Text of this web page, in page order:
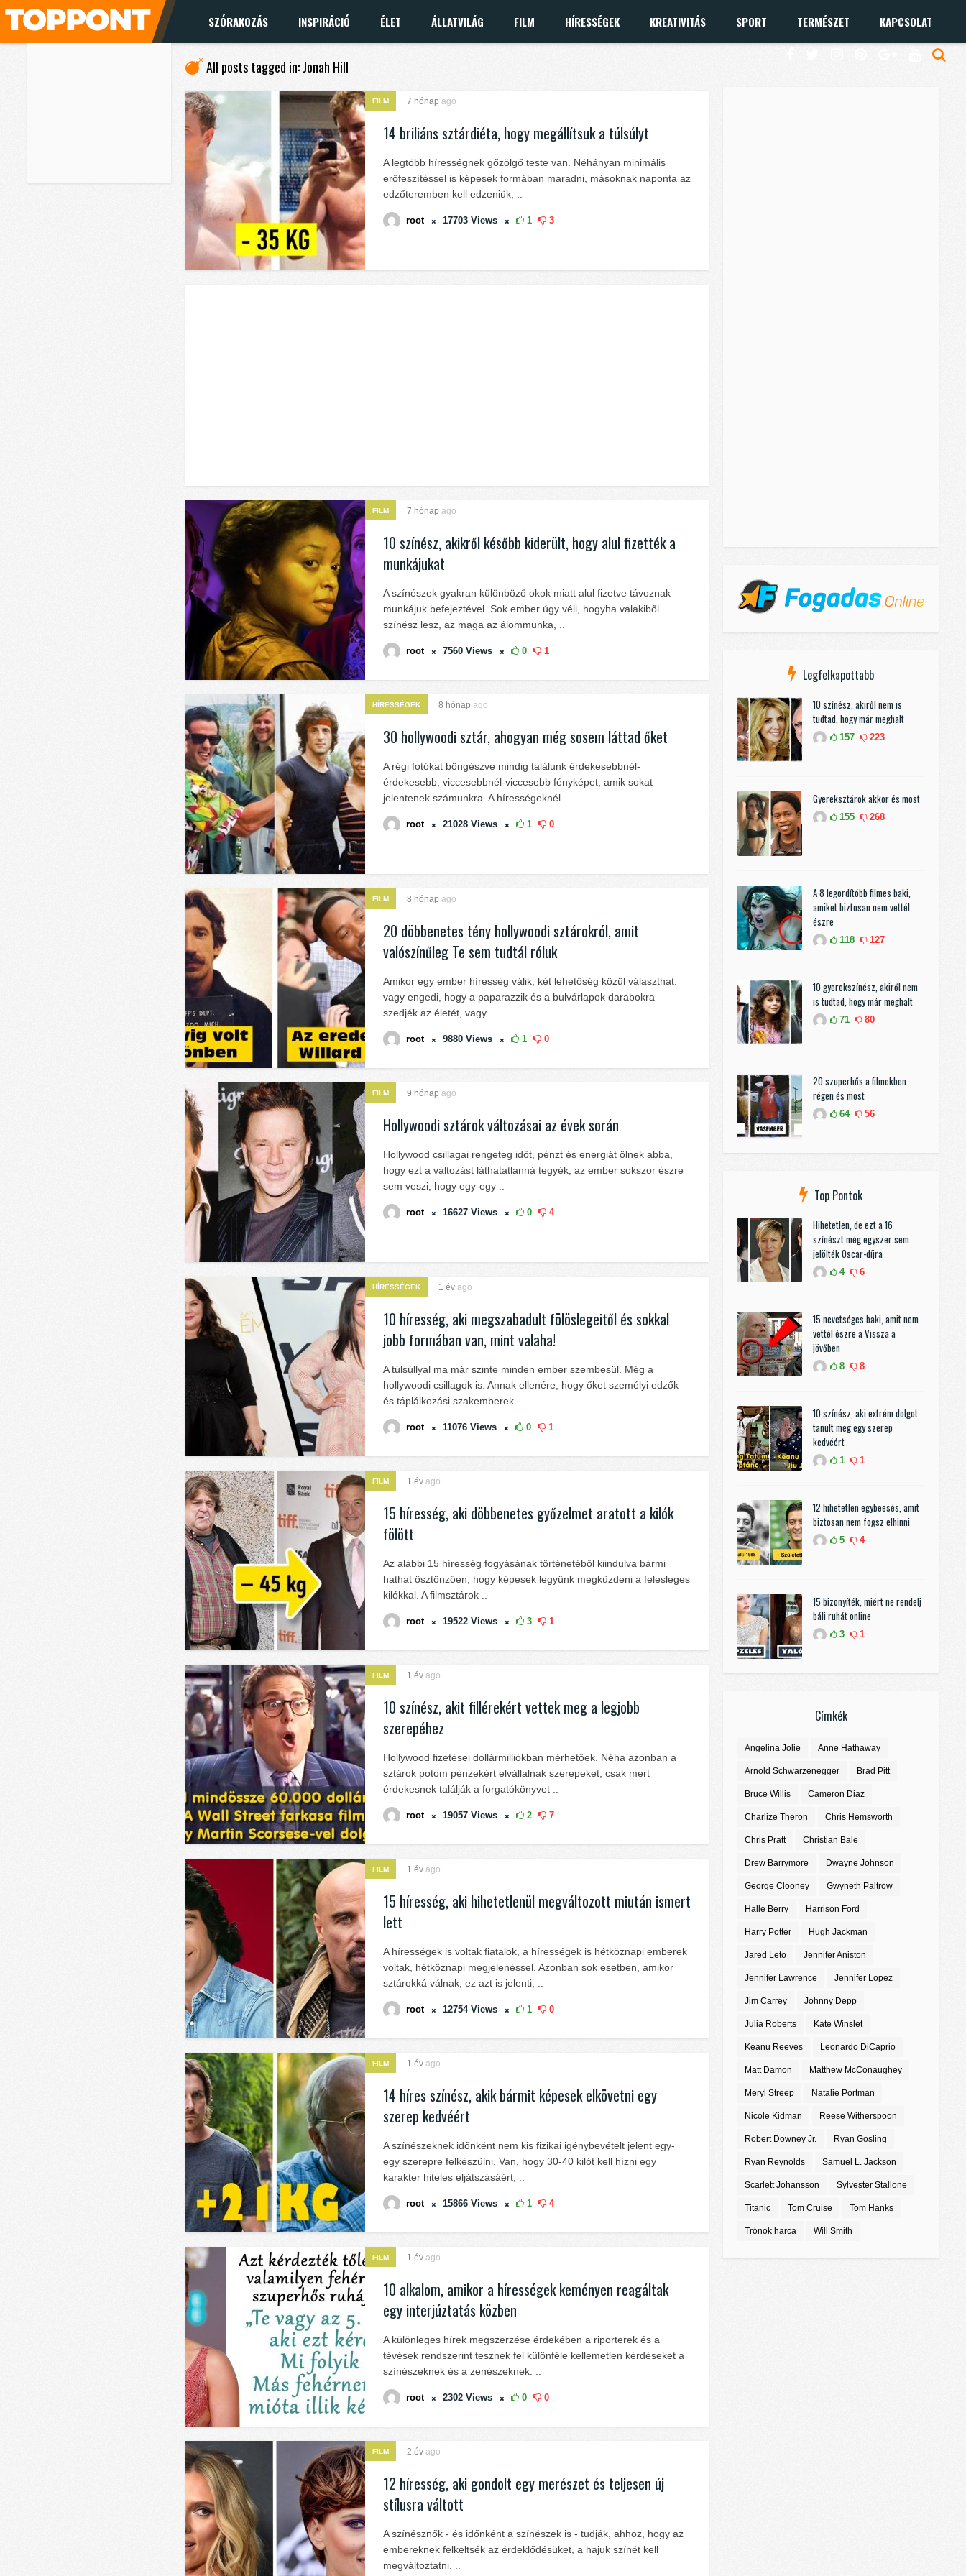
SZÓRAKOZÁS INSPIRÁCIÓ ÉLET ÁLLATVILÁG FILM HÍRESSÉGEK KREATIVITÁS SPORT TERMÉSZET KAPCSOLAT
All posts tagged in: Jonah Hill
FILM 7 hónap ago
14 briliáns sztárdiéta, hogy megállítsuk a túlsúlyt
A legtöbb hírességnek gőzölgő teste van. Néhányan minimális
erőfeszítéssel is képesek formában maradni, másoknak naponta az
edzőteremben kell edzeniük, ..
root 17703 Views 1 3
FILM 7 hónap ago
10 színész, akikről később kiderült, hogy alul fizették a
munkájukat
A színészek gyakran különböző okok miatt alul fizetve távoznak
munkájuk befejeztével. Sok ember úgy véli, hogyha valakiből
színész lesz, az maga az álommunka, ..
root 7560 Views 0 1
HÍRESSÉGEK 8 hónap ago
30 hollywoodi sztár, ahogyan még sosem láttad őket
A régi fotókat böngészve mindig találunk érdekesebbnél-
érdekesebb, viccesebbnél-viccesebb fényképet, amik sokat
jelentenek számunkra. A hírességeknél ..
root 21028 Views 1 0
FILM 8 hónap ago
20 döbbenetes tény hollywoodi sztárokról, amit
valószínűleg Te sem tudtál róluk
Amikor egy ember híresség válik, két lehetőség közül választhat:
vagy engedi, hogy a paparazzik és a bulvárlapok darabokra
szedjék az életét, vagy ..
root 9880 Views 1 0
FILM 9 hónap ago
Hollywoodi sztárok változásai az évek során
Hollywood csillagai rengeteg időt, pénzt és energiát ölnek abba,
hogy ezt a változást láthatatlanná tegyék, az ember sokszor észre
sem veszi, hogy egy-egy ..
root 16627 Views 0 4
HÍRESSÉGEK 1 év ago
10 híresség, aki megszabadult fölöslegeitől és sokkal
jobb formában van, mint valaha!
A túlsúllyal ma már szinte minden ember szembesül. Még a
hollywoodi csillagok is. Annak ellenére, hogy őket személyi edzők
és táplálkozási szakemberek ..
root 11076 Views 0 1
FILM 1 év ago
15 híresség, aki döbbenetes győzelmet aratott a kilók
fölött
Az alábbi 15 híresség fogyásának történetéből kiindulva bármi
hathat ösztönzően, hogy képesek legyünk megküzdeni a felesleges
kilókkal. A filmsztárok ..
root 19522 Views 3 1
FILM 1 év ago
10 színész, akit fillérekért vettek meg a legjobb
szerepéhez
Hollywood fizetései dollármilliókban mérhetőek. Néha azonban a
sztárok potom pénzekért elvállalnak szerepeket, csak mert
érdekesnek találják a forgatókönyvet ..
root 19057 Views 2 7
FILM 1 év ago
15 híresség, aki hihetetlenül megváltozott miután ismert
lett
A hírességek is voltak fiatalok, a hírességek is hétköznapi emberek
voltak, hétköznapi megjelenéssel. Azonban sok esetben, amikor
sztárokká válnak, ez azt is jelenti, ..
root 12754 Views 1 0
FILM 1 év ago
14 híres színész, akik bármit képesek elkövetni egy
szerep kedvéért
A színészeknek időnként nem kis fizikai igénybevételt jelent egy-
egy szerepre felkészülni. Van, hogy 30-40 kilót kell hízni egy
karakter hiteles eljátszásáért, ..
root 15866 Views 1 4
FILM 1 év ago
10 alkalom, amikor a hírességek keményen reagáltak
egy interjúztatás közben
A különleges hírek megszerzése érdekében a riporterek és a
tévések rendszerint tesznek fel különféle kellemetlen kérdéseket a
színészeknek és a zenészeknek. ..
root 2302 Views 0 0
FILM 2 év ago
12 híresség, aki gondolt egy merészet és teljesen új
stílusra váltott
A színésznők - és időnként a színészek is - tudják, ahhoz, hogy az
embereknek felkeltsék az érdeklődésüket, a hajuk színét kell
megváltoztatni. ..
Legfelkapottabb
10 színész, akiről nem is
tudtad, hogy már meghalt
157 223
Gyereksztárok akkor és most
155 268
A 8 legordítóbb filmes baki,
amiket biztosan nem vettél
észre
118 127
10 gyerekszínész, akiről nem
is tudtad, hogy már meghalt
71 80
20 szuperhős a filmekben
régen és most
64 56
Top Pontok
Hihetetlen, de ezt a 16
színészt még egyszer sem
jelölték Oscar-díjra
4 6
15 nevetséges baki, amit nem
vettél észre a Vissza a
jövőben
8 8
10 színész, aki extrém dolgot
tanult meg egy szerep
kedvéért
1 1
12 hihetetlen egybeesés, amit
biztosan nem fogsz elhinni
5 4
15 bizonyíték, miért ne rendelj
báli ruhát online
3 1
Címkék
Angelina Jolie Anne Hathaway
Arnold Schwarzenegger Brad Pitt
Bruce Willis Cameron Diaz
Charlize Theron Chris Hemsworth
Chris Pratt Christian Bale
Drew Barrymore Dwayne Johnson
George Clooney Gwyneth Paltrow
Halle Berry Harrison Ford
Harry Potter Hugh Jackman
Jared Leto Jennifer Aniston
Jennifer Lawrence Jennifer Lopez
Jim Carrey Johnny Depp
Julia Roberts Kate Winslet
Keanu Reeves Leonardo DiCaprio
Matt Damon Matthew McConaughey
Meryl Streep Natalie Portman
Nicole Kidman Reese Witherspoon
Robert Downey Jr. Ryan Gosling
Ryan Reynolds Samuel L. Jackson
Scarlett Johansson Sylvester Stallone
Titanic Tom Cruise Tom Hanks
Trónok harca Will Smith